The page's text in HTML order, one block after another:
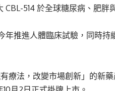
514 於全球糖尿病、肥胖
年推進人體臨床試驗，同時持
療法，改變市場創新」的新